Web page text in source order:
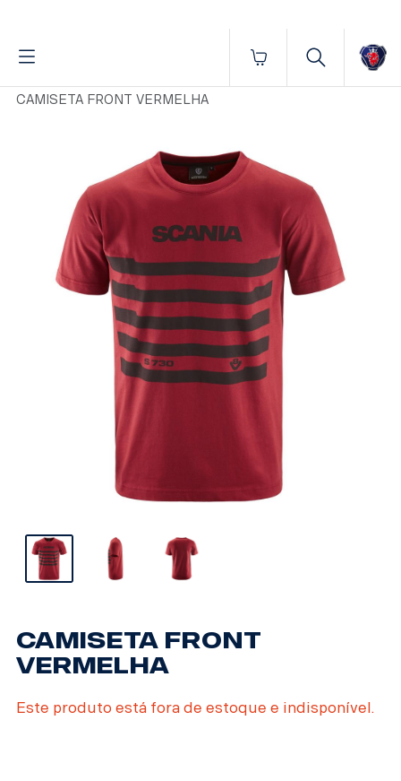
CAMISETA FRONT VERMELHA
CAMISETA FRONT
VERMELHA
Este produto está fora de estoque e indisponível.